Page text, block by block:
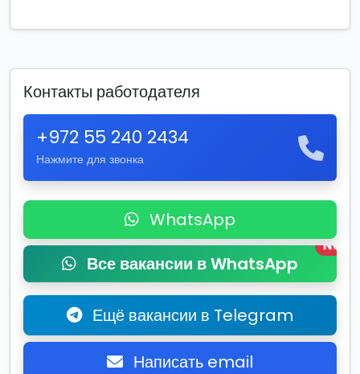
Контакты работодателя
+972 55 240 2434
Нажмите для звонка
WhatsApp
Все вакансии в WhatsApp
New
Ещё вакансии в Telegram
Написать email